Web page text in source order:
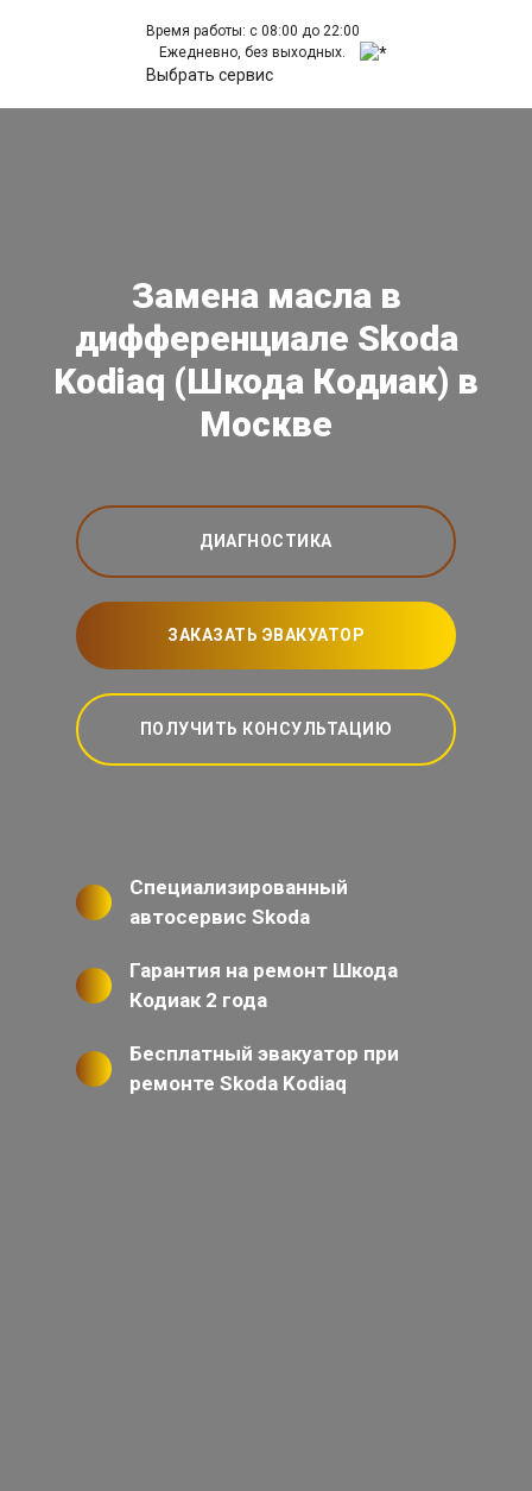
Время работы: с 08:00 до 22:00
Ежедневно, без выходных.
Выбрать сервис
Замена масла в
дифференциале Skoda
Kodiaq (Шкода Кодиак) в
Москве
ДИАГНОСТИКА
ЗАКАЗАТЬ ЭВАКУАТОР
ПОЛУЧИТЬ КОНСУЛЬТАЦИЮ
Специализированный
автосервис Skoda
Гарантия на ремонт Шкода
Кодиак 2 года
Бесплатный эвакуатор при
ремонте Skoda Kodiaq